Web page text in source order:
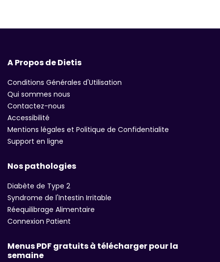
A Propos de Dietis
Conditions Générales d'Utilisation
Qui sommes nous
Contactez-nous
Accessibilité
Mentions légales et Politique de Confidentialite
Support en ligne
Nos pathologies
Diabète de Type 2
Syndrome de l'Intestin Irritable
Réequilibrage Alimentaire
Connexion Patient
Menus PDF gratuits à télécharger pour la
semaine